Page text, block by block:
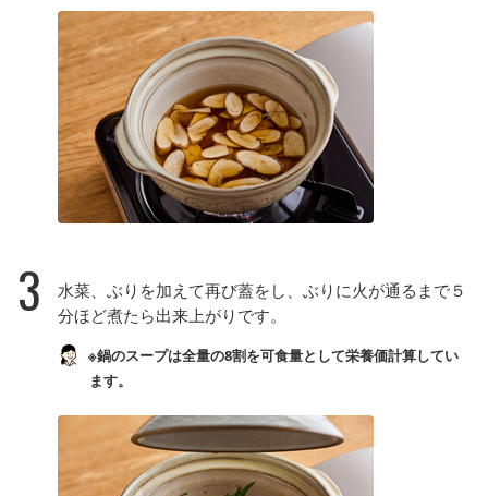
3
水菜、ぶりを加えて再び蓋をし、ぶりに火が通るまで５
分ほど煮たら出来上がりです。
※鍋のスープは全量の8割を可食量として栄養価計算してい
ます。